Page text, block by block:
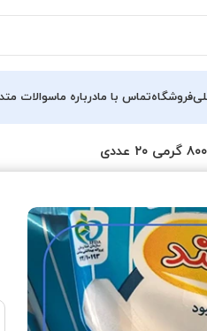
فروشگاهتماس با مادرباره ماسوالات